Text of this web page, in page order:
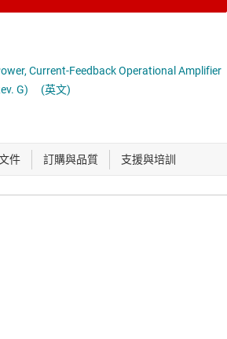
Current-Feedback Operational Amplifier
G)
(英文)